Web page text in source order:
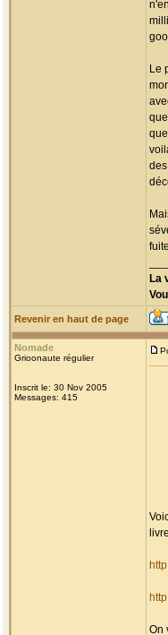
Le
La
Revenir en haut de page
Nomade
Grioonaute régulier
Inscrit le: 30 Nov 2005
Messages: 415
On